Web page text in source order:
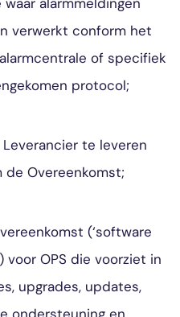
verwerkt conform het
of specifiek
protocol;
te leveren
Overeenkomst;
(‘software
voor OPS die voorziet in
upgrades, updates,